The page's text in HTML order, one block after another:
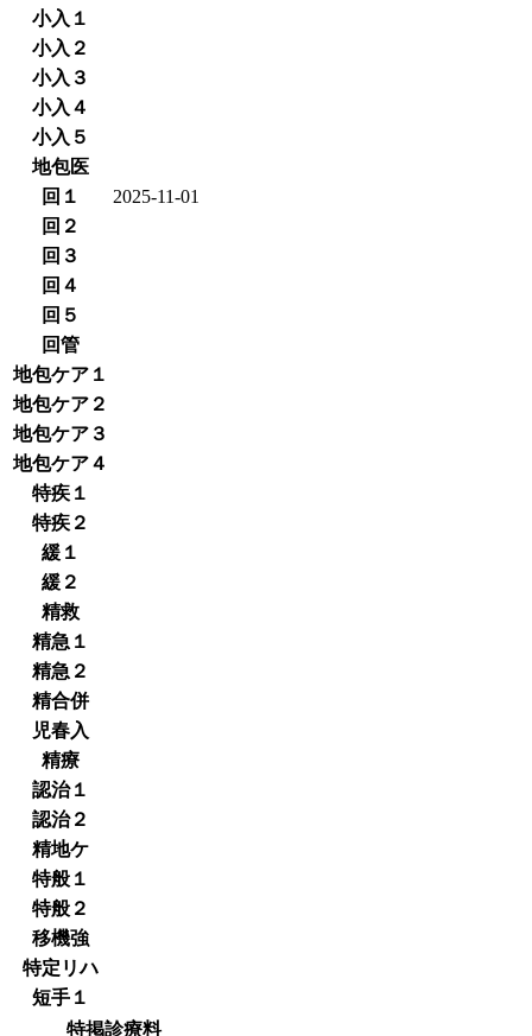
小入１
小入２
小入３
小入４
小入５
地包医
回１
2025-11-01
回２
回３
回４
回５
回管
地包ケア１
地包ケア２
地包ケア３
地包ケア４
特疾１
特疾２
緩１
緩２
精救
精急１
精急２
精合併
児春入
精療
認治１
認治２
精地ケ
特般１
特般２
移機強
特定リハ
短手１
特掲診療料